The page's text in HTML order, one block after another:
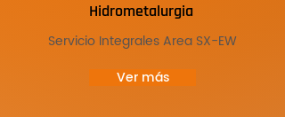
Hidrometalurgia
Servicio Integrales Area SX-EW
Ver más